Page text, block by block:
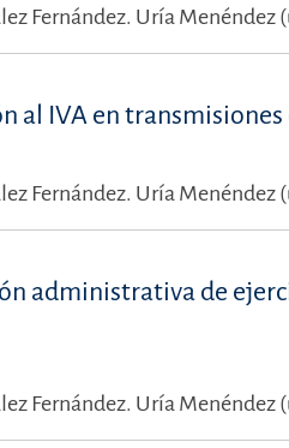
Fernández. Uría Menéndez
al IVA en
Fernández. Uría Menéndez
administrativa de
Fernández. Uría Menéndez